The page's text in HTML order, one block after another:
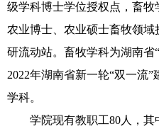
级学科博士学位授权点，畜
农业博士、农业硕士畜牧领
研流动站。畜牧学科为湖南省
2022年湖南省新一轮“双一流
学科。
学院现有教职工80人，